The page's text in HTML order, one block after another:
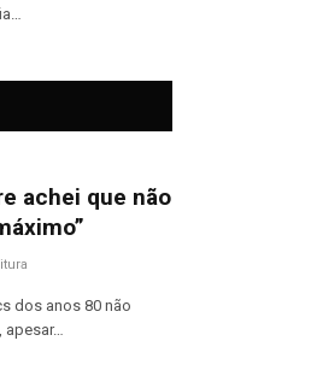
achei que não
dos anos 80 não
apesar…